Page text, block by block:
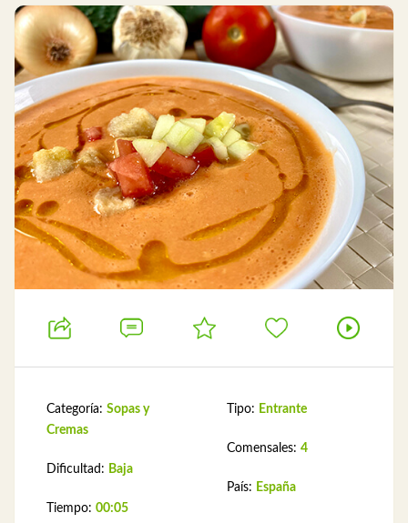
Categoría: Sopas y
Cremas
Dificultad: Baja
Tiempo: 00:05
Tipo: Entrante
Comensales: 4
País: España